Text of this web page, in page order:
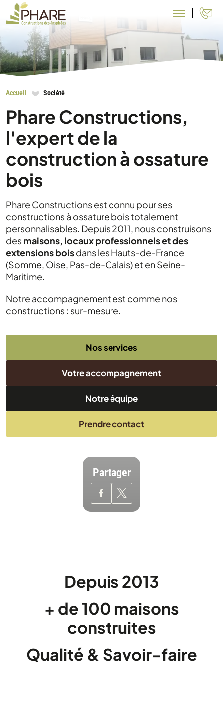
Accueil Société
Phare Constructions,
l'expert de la
construction à ossature
bois
Phare Constructions est connu pour ses
constructions à ossature bois totalement
personnalisables. Depuis 2011, nous construisons
desmaisons, locaux professionnels et des
extensions boisdans les Hauts-de-France
(Somme, Oise, Pas-de-Calais) et en Seine-
Maritime.
Notre accompagnement est comme nos
constructions : sur-mesure.
Nos services
Votre accompagnement
Notre équipe
Prendre contact
Partager
Depuis 2013
+ de 100 maisons
construites
Qualité & Savoir-faire